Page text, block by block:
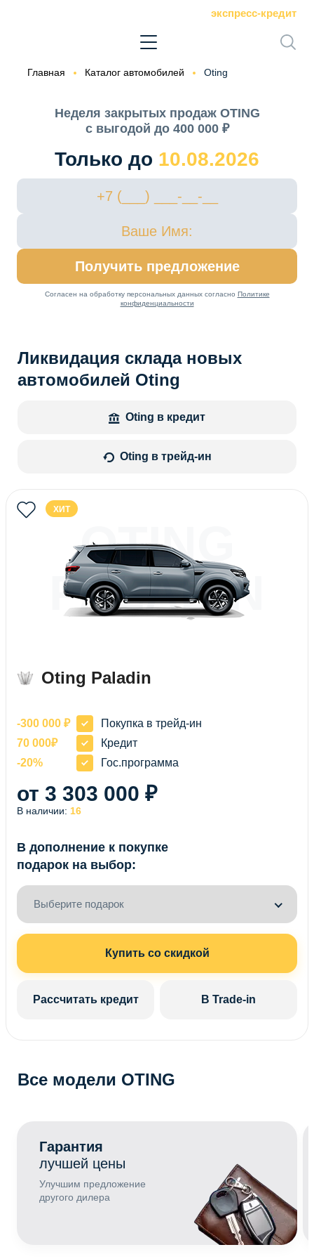
экспресс-кредит
Главная Каталог автомобилей Oting
Неделя закрытых продаж OTING
с выгодой до 400 000 ₽
Только до 10.08.2026
Получить предложение
Согласен на обработку персональных данных согласно Политике
конфиденциальности
Все модели OTING
Гарантия
лучшей цены
Улучшим предложение
другого дилера
Ликвидация склада новых
автомобилей Oting
Oting в кредит
Oting в трейд-ин
ХИТ
OTING
PALADIN
Oting Paladin
-300 000 ₽
Покупка в трейд-ин
70 000₽
Кредит
-20%
Гос.программа
от 3 303 000 ₽
В наличии: 16
В дополнение к покупке
подарок на выбор:
Выберите подарок
Купить со скидкой
Рассчитать кредит В Trade-in